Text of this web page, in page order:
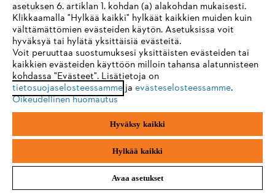
Palvelut
Yleiset ehdot Tietosuojakäytäntö Impressum
Evästeet Takuuehdot Oikeudelliset tiedot
Sie nutzen einen Browser, den wir noch nicht unterstützen. Für
eine optimale Nutzung unserer Seite empfehlen wir Ihnen, zu
einem der folgenden Browser zu wechseln:
Firefox Chrome
asetuksen 6. artiklan 1. kohdan (a) alakohdan mukaisesti.
Klikkaamalla "Hylkää kaikki" hylkäät kaikkien muiden kuin
välttämättömien evästeiden käytön. Asetuksissa voit
hyväksyä tai hylätä yksittäisiä evästeitä.
Voit peruuttaa suostumuksesi yksittäisten evästeiden tai
kaikkien evästeiden käyttöön milloin tahansa alatunnisteen
kohdassa "Evästeet". Lisätietoja on
tietosuojaselosteessammeja evästeselosteessamme.
Oikeudellinen huomautus
Hyväksy kaikki
Hylkää kaikki
Avaa asetukset